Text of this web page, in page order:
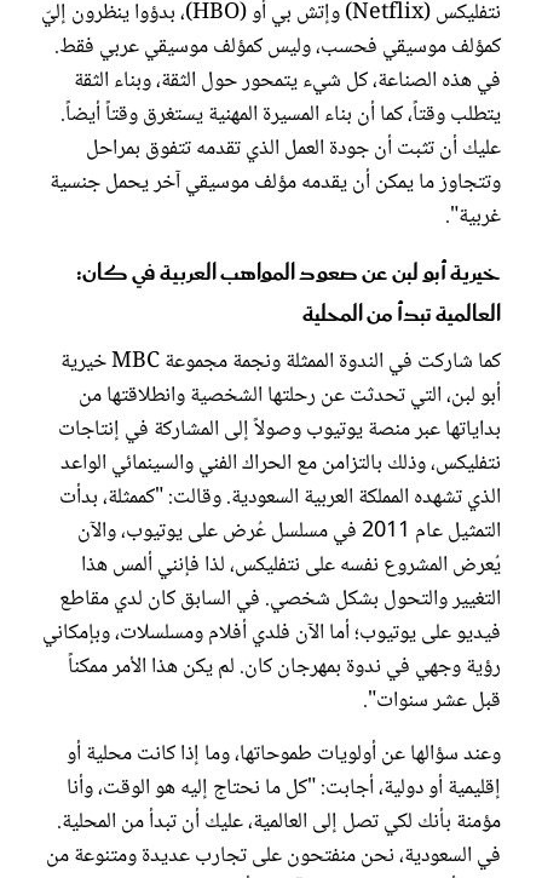
نتفليكس (Netflix) وإتش بي أو (HBO)، بدؤوا ينظرون إليّ
كمؤلف موسيقي فحسب، وليس كمؤلف موسيقي عربي فقط.
في هذه الصناعة، كل شيء يتمحور حول الثقة، وبناء الثقة
يتطلب وقتاً، كما أن بناء المسيرة المهنية يستغرق وقتاً أيضاً.
عليك أن تثبت أن جودة العمل الذي تقدمه تتفوق بمراحل
وتتجاوز ما يمكن أن يقدمه مؤلف موسيقي آخر يحمل جنسية
غربية".
خيرية أبو لبن عن صعود المواهب العربية في كان:
العالمية تبدأ من المحلية
كما شاركت في الندوة الممثلة ونجمة مجموعة MBC خيرية
أبو لبن، التي تحدثت عن رحلتها الشخصية وانطلاقتها من
بداياتها عبر منصة يوتيوب وصولاً إلى المشاركة في إنتاجات
نتفليكس، وذلك بالتزامن مع الحراك الفني والسينمائي الواعد
الذي تشهده المملكة العربية السعودية. وقالت: "كممثلة، بدأت
التمثيل عام 2011 في مسلسل عُرض على يوتيوب، والآن
يُعرض المشروع نفسه على نتفليكس، لذا فإنني ألمس هذا
التغيير والتحول بشكل شخصي. في السابق كان لدي مقاطع
فيديو على يوتيوب؛ أما الآن فلدي أفلام ومسلسلات، وبإمكاني
رؤية وجهي في ندوة بمهرجان كان. لم يكن هذا الأمر ممكناً
قبل عشر سنوات".
وعند سؤالها عن أولويات طموحاتها، وما إذا كانت محلية أو
إقليمية أو دولية، أجابت: "كل ما نحتاج إليه هو الوقت، وأنا
مؤمنة بأنك لكي تصل إلى العالمية، عليك أن تبدأ من المحلية.
في السعودية، نحن منفتحون على تجارب عديدة ومتنوعة من